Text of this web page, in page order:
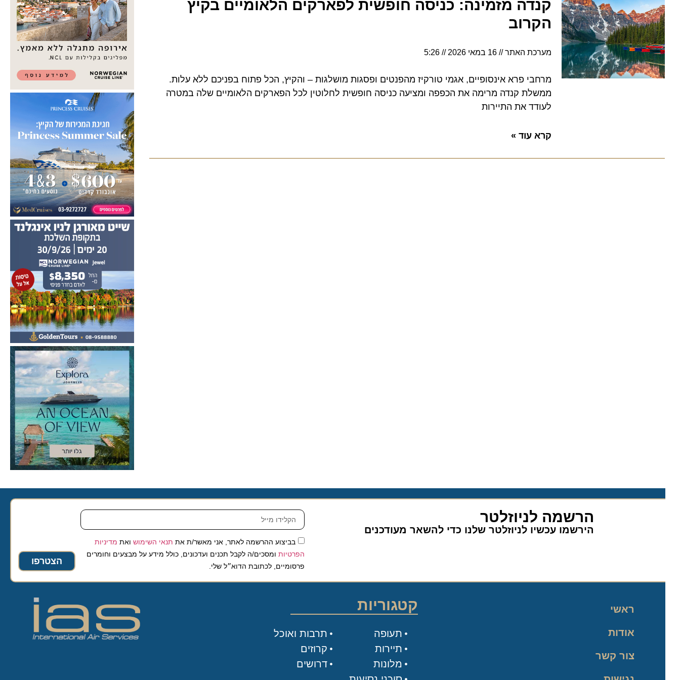
קנדה מזמינה: כניסה חופשית לפארקים הלאומיים בקיץ
הקרוב
מערכת האתר 16 במאי 2026 5:26
מרחבי פרא אינסופיים, אגמי טורקיז מהפנטים ופסגות מושלגות – והקיץ, הכל פתוח בפניכם ללא עלות.
ממשלת קנדה מרימה את הכפפה ומציעה כניסה חופשית לחלוטין לכל הפארקים הלאומיים שלה במטרה
לעודד את התיירות
קרא עוד »
הרשמה לניוזלטר
הירשמו עכשיו לניוזלטר שלנו כדי להשאר מעודכנים
בביצוע ההרשמה לאתר, אני מאשר/ת אתתנאי השימושואת מדיניות
הפרטיותומסכים/ה לקבל תכנים ועדכונים, כולל מידע על מבצעים וחומרים
פרסומיים, לכתובת הדוא״ל שלי.
הצטרפו
ראשי
אודות
צור קשר
קטגוריות
תעופה
תיירות
מלונות
תרבות ואוכל
קרוזים
דרושים